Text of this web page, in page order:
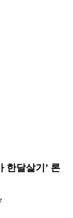
한달살기’ 론